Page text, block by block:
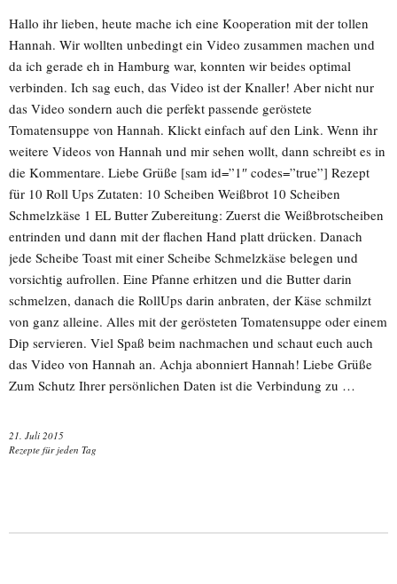
Hallo ihr lieben, heute mache ich eine Kooperation mit der tollen
Hannah. Wir wollten unbedingt ein Video zusammen machen und
da ich gerade eh in Hamburg war, konnten wir beides optimal
verbinden. Ich sag euch, das Video ist der Knaller! Aber nicht nur
das Video sondern auch die perfekt passende geröstete
Tomatensuppe von Hannah. Klickt einfach auf den Link. Wenn ihr
weitere Videos von Hannah und mir sehen wollt, dann schreibt es in
die Kommentare. Liebe Grüße [sam id=”1″ codes=”true”] Rezept
für 10 Roll Ups Zutaten: 10 Scheiben Weißbrot 10 Scheiben
Schmelzkäse 1 EL Butter Zubereitung: Zuerst die Weißbrotscheiben
entrinden und dann mit der flachen Hand platt drücken. Danach
jede Scheibe Toast mit einer Scheibe Schmelzkäse belegen und
vorsichtig aufrollen. Eine Pfanne erhitzen und die Butter darin
schmelzen, danach die RollUps darin anbraten, der Käse schmilzt
von ganz alleine. Alles mit der gerösteten Tomatensuppe oder einem
Dip servieren. Viel Spaß beim nachmachen und schaut euch auch
das Video von Hannah an. Achja abonniert Hannah! Liebe Grüße
Zum Schutz Ihrer persönlichen Daten ist die Verbindung zu …
21. Juli 2015
Rezepte für jeden Tag